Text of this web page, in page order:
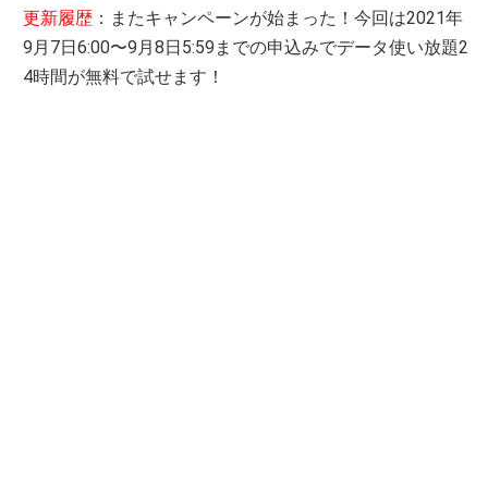
更新履歴 ：またキャンペーンが始まった！今回は2021年
9月7日6:00〜9月8日5:59までの申込みでデータ使い放題2
4時間が無料で試せます！